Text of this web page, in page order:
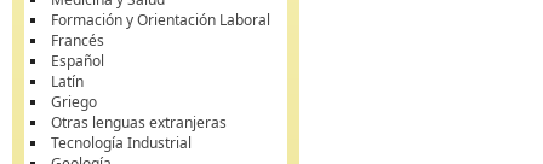
Formación y Orientación Laboral
Francés
Español
Latín
Griego
Otras lenguas extranjeras
Tecnología Industrial